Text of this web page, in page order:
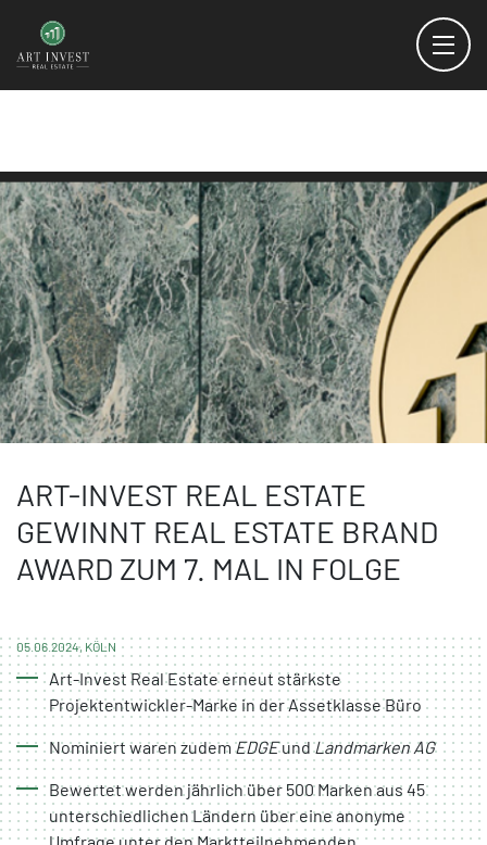
ART-INVEST REAL ESTATE
GEWINNT REAL ESTATE BRAND
AWARD ZUM 7. MAL IN FOLGE
05.06.2024, KÖLN
Art-Invest Real Estate erneut stärkste
Projektentwickler-Marke in der Assetklasse Büro
Nominiert waren zudem EDGEundLandmarken AG
Bewertet werden jährlich über 500 Marken aus 45
unterschiedlichen Ländern über eine anonyme